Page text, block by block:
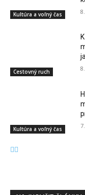
Kultúra a voľný čas
Cestovný ruch
Kultúra a voľný čas